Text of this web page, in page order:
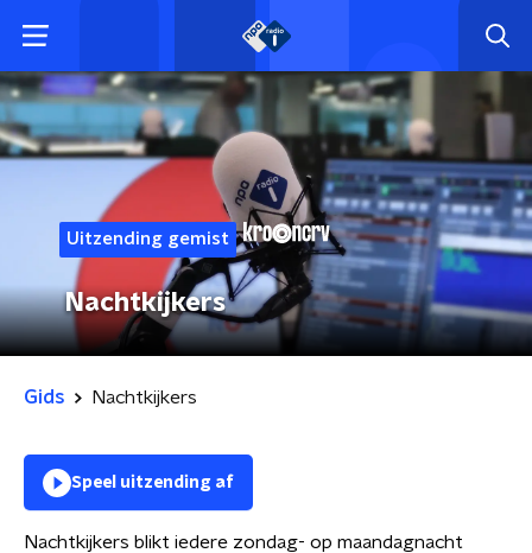
Uitzending gemist
Nachtkijkers
Gids Nachtkijkers
Speel uitzending af
Nachtkijkers blikt iedere zondag- op maandagnacht